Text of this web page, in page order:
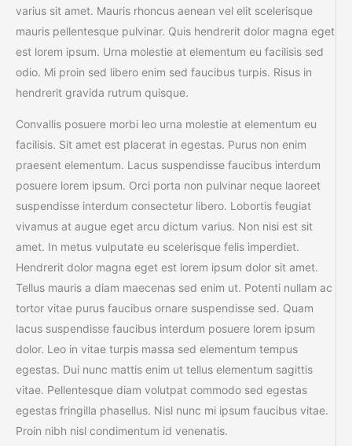
varius sit amet. Mauris rhoncus aenean vel elit scelerisque
mauris pellentesque pulvinar. Quis hendrerit dolor magna eget
est lorem ipsum. Urna molestie at elementum eu facilisis sed
odio. Mi proin sed libero enim sed faucibus turpis. Risus in
hendrerit gravida rutrum quisque.
Convallis posuere morbi leo urna molestie at elementum eu
facilisis. Sit amet est placerat in egestas. Purus non enim
praesent elementum. Lacus suspendisse faucibus interdum
posuere lorem ipsum. Orci porta non pulvinar neque laoreet
suspendisse interdum consectetur libero. Lobortis feugiat
vivamus at augue eget arcu dictum varius. Non nisi est sit
amet. In metus vulputate eu scelerisque felis imperdiet.
Hendrerit dolor magna eget est lorem ipsum dolor sit amet.
Tellus mauris a diam maecenas sed enim ut. Potenti nullam ac
tortor vitae purus faucibus ornare suspendisse sed. Quam
lacus suspendisse faucibus interdum posuere lorem ipsum
dolor. Leo in vitae turpis massa sed elementum tempus
egestas. Dui nunc mattis enim ut tellus elementum sagittis
vitae. Pellentesque diam volutpat commodo sed egestas
egestas fringilla phasellus. Nisl nunc mi ipsum faucibus vitae.
Proin nibh nisl condimentum id venenatis.